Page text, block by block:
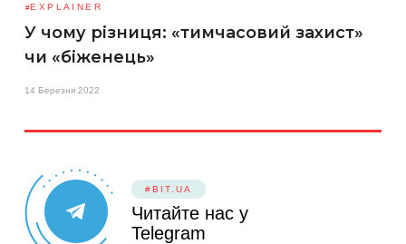
EXPLAINER
У чому різниця: «тимчасовий захист»
чи «біженець»
14 Березня 2022
#BIT.UA
Читайте нас у
Telegram